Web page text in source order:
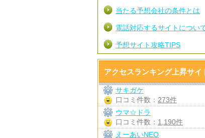
当たる予想会社の条件とは
電話対応するサイトについ
予想サイト攻略TIPS
アクセスランキング上昇サイ
サキガケ
口コミ件数： 273件
ウマ☆ドラ
口コミ件数： 1,190件
えーあいNEO